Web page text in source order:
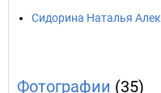
Сидорина Наталья
Фотографии (35)